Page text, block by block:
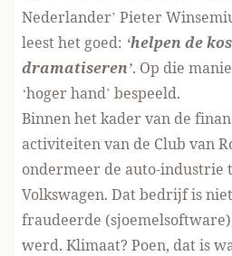
Nederlander’ Pieter
leest het goed: ‘helpen de
dramatiseren’. Op die
‘hoger hand’ bespeeld.
Binnen het kader van de
activiteiten van de Club van
ondermeer de auto-industrie
Volkswagen. Dat bedrijf is
fraudeerde
werd. Klimaat? Poen, dat is